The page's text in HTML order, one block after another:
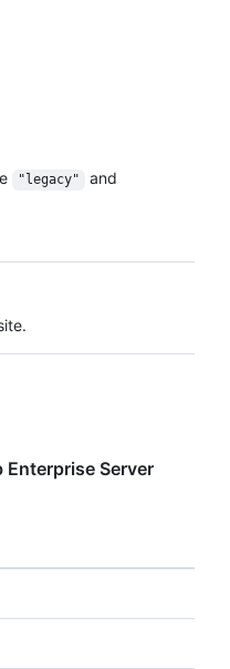
"legacy" and
Enterprise Server